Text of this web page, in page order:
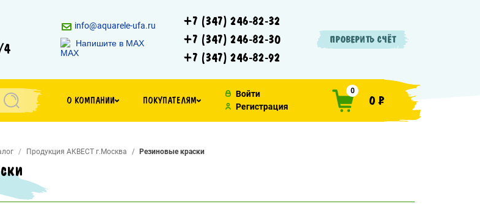
4
info@aquarele-ufa.ru
Напишите в MAX
+7 (347) 246-82-32
+7 (347) 246-82-30
+7 (347) 246-82-92
ПРОВЕРИТЬ СЧЁТ
О КОМПАНИИ ПОКУПАТЕЛЯМ
Войти
Регистрация
0
0 ₽
Продукция АКВЕСТ г.Москва Резиновые краски